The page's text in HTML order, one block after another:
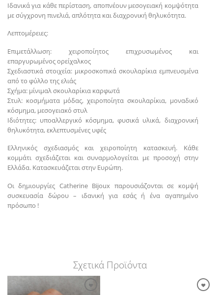
Ιδανικά για κάθε περίσταση, αποπνέουν μεσογειακή κομψότητα
με σύγχρονη πινελιά, απλότητα και διαχρονική θηλυκότητα.
Λεπτομέρειες:
Επιμετάλλωση: χειροποίητος επιχρυσωμένος και
επαργυρωμένος ορείχαλκος
Σχεδιαστικά στοιχεία: μικροσκοπικά σκουλαρίκια εμπνευσμένα
από το φύλλο της ελιάς
Σχήμα: μίνιμαλ σκουλαρίκια καρφωτά
Στυλ: κοσμήματα μόδας, χειροποίητα σκουλαρίκια, μοναδικό
κόσμημα, μεσογειακό στυλ
Ιδιότητες: υποαλλεργικό κόσμημα, φυσικά υλικά, διαχρονική
θηλυκότητα, εκλεπτυσμένες υφές
Ελληνικός σχεδιασμός και χειροποίητη κατασκευή. Κάθε
κομμάτι σχεδιάζεται και συναρμολογείται με προσοχή στην
Ελλάδα. Κατασκευάζεται στην Ευρώπη.
Οι δημιουργίες Catherine Bijoux παρουσιάζονται σε κομψή
συσκευασία δώρου – ιδανική για εσάς ή ένα αγαπημένο
πρόσωπο !
Σχετικά Προϊόντα